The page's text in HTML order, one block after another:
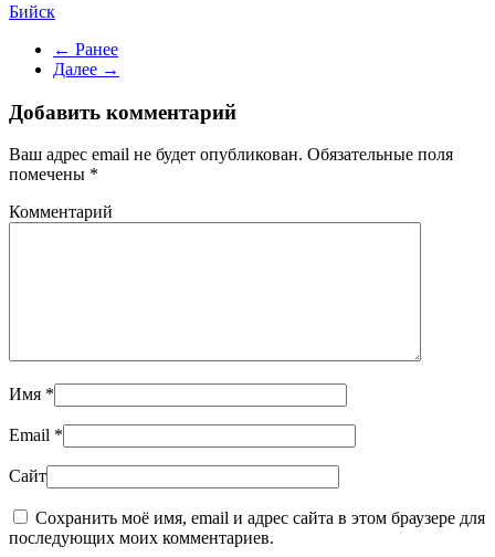
Бийск
← Ранее
Далее →
Добавить комментарий
Ваш адрес email не будет опубликован. Обязательные поля
помечены *
Комментарий
Имя *
Email *
Сайт
Сохранить моё имя, email и адрес сайта в этом браузере для
последующих моих комментариев.